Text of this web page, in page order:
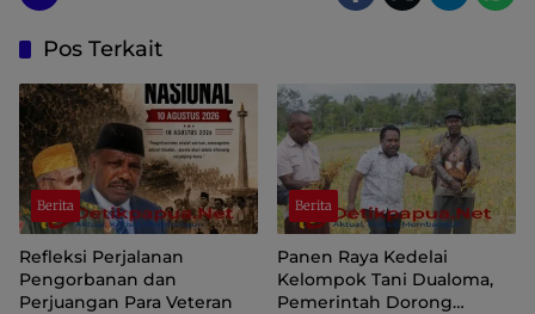
Pos Terkait
Berita
Refleksi Perjalanan
Pengorbanan dan
Perjuangan Para Veteran
Berita
Panen Raya Kedelai
Kelompok Tani Dualoma,
Pemerintah Dorong